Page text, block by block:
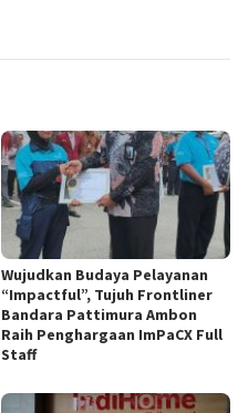
Wujudkan Budaya Pelayanan
“Impactful”, Tujuh Frontliner
Bandara Pattimura Ambon
Raih Penghargaan ImPaCX Full
Staff